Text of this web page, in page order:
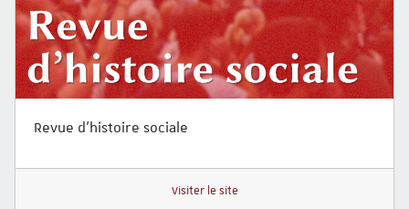
Revue d’histoire sociale
Visiter le site